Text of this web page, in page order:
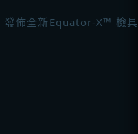
發佈全新Equator-X™ 檢具